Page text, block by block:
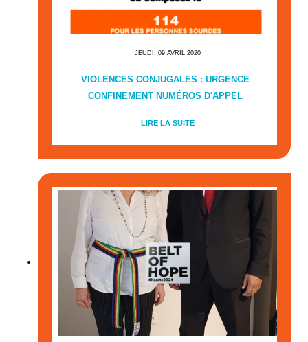
JEUDI, 09 AVRIL 2020
VIOLENCES CONJUGALES : URGENCE
CONFINEMENT NUMÉROS D'APPEL
LIRE LA SUITE